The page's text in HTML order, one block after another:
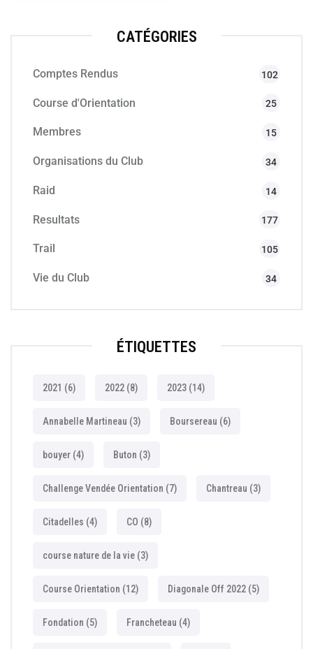
CATÉGORIES
Comptes Rendus 102
Course d'Orientation 25
Membres 15
Organisations du Club 34
Raid 14
Resultats 177
Trail 105
Vie du Club 34
ÉTIQUETTES
2021 (6) 2022 (8) 2023 (14)
Annabelle Martineau (3) Boursereau (6)
bouyer (4) Buton (3)
Challenge Vendée Orientation (7) Chantreau (3)
Citadelles (4) CO (8)
course nature de la vie (3)
Course Orientation (12) Diagonale Off 2022 (5)
Fondation (5) Francheteau (4)